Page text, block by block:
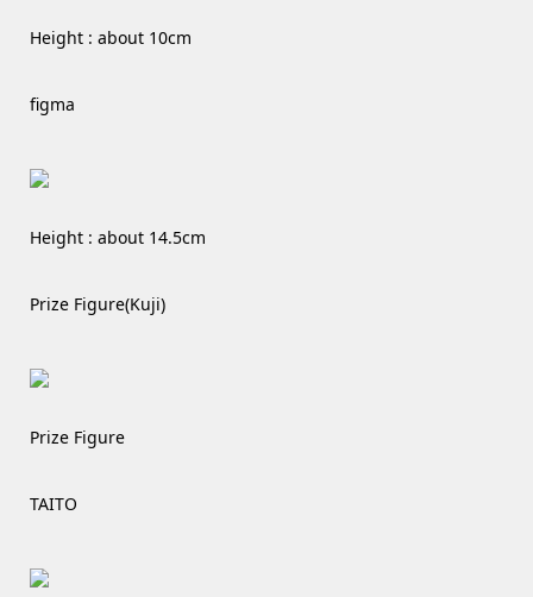
Height : about 10cm
figma
Height : about 14.5cm
Prize Figure(Kuji)
Prize Figure
TAITO